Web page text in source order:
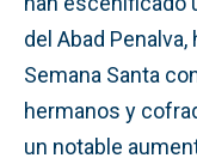
del Abad
Semana Santa
hermanos y
un notable